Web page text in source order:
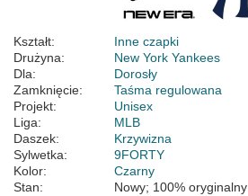
Kształt:
Inne czapki
Drużyna:
New York Yankees
Dla:
Dorosły
Zamknięcie:
Taśma regulowana
Projekt:
Unisex
Liga:
MLB
Daszek:
Krzywizna
Sylwetka:
9FORTY
Kolor:
Czarny
Stan:
Nowy; 100% oryginalny